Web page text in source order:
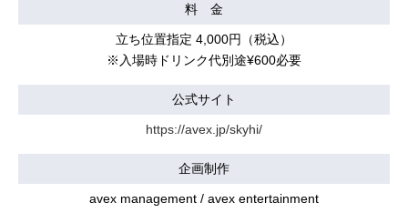
料 金
立ち位置指定 4,000円（税込）
※入場時ドリンク代別途¥600必要
公式サイト
https://avex.jp/skyhi/
企画制作
avex management / avex entertainment